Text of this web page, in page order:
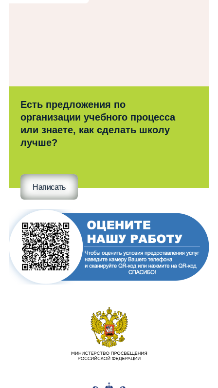
Есть предложения по
организации учебного процесса
или знаете, как сделать школу
лучше?
Написать